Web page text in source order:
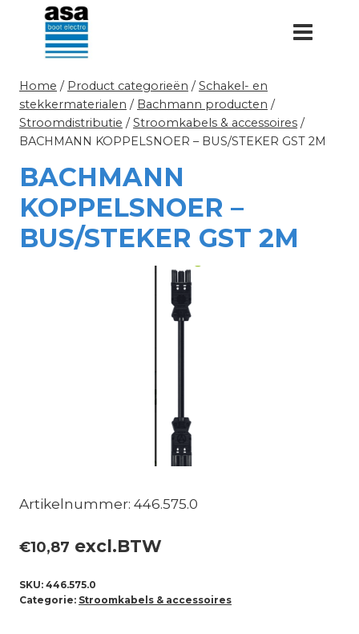
Doorgaan
inhoud
Home / Product categorieën / Schakel- en
stekkermaterialen / Bachmann producten /
Stroomdistributie / Stroomkabels & accessoires /
BACHMANN KOPPELSNOER – BUS/STEKER GST 2M
BACHMANN
KOPPELSNOER –
BUS/STEKER GST 2M
Artikelnummer: 446.575.0
€10,87 excl.BTW
SKU: 446.575.0
Categorie: Stroomkabels & accessoires